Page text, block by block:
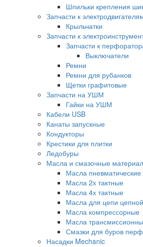
Шпильки крепления
Запчасти к
Крыльчатки
Запчасти к
Запчасти к
Выключатели
Ремни
Ремни для рубанков
Щетки графитовые
Запчасти на УШМ
Гайки на УШМ
Кабели USB
Канаты запускные
Кондукторы
Крестики для плитки
Ледобуры
Масла и смазочные
Масла пневматические
Масла 2х тактные
Масла 4х тактные
Масла для цепи
Масла компрессорные
Масла
Смазки для буров
Насадки Mechanic